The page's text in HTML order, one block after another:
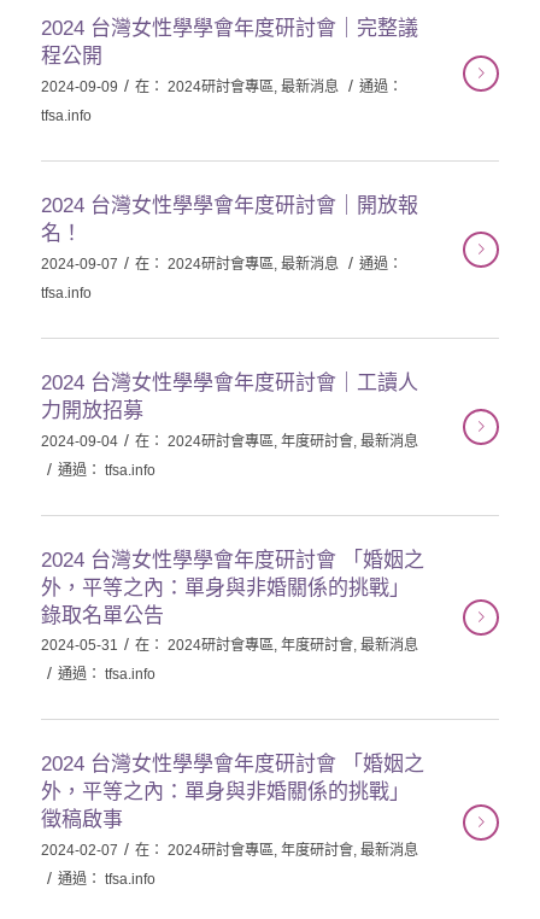
2024 台灣女性學學會年度研討會｜完整議
程公開
2024-09-09 / 在： 2024研討會專區, 最新消息 / 通過：
tfsa.info
2024 台灣女性學學會年度研討會｜開放報
名！
2024-09-07 / 在： 2024研討會專區, 最新消息 / 通過：
tfsa.info
2024 台灣女性學學會年度研討會｜工讀人
力開放招募
2024-09-04 / 在： 2024研討會專區 年度研討會, 最新消息
/ 通過： tfsa.info
2024 台灣女性學學會年度研討會 「婚姻之
外，平等之內：單身與非婚關係的挑戰」
錄取名單公告
2024-05-31 / 在： 2024研討會專區, 年度研討會, 最新消息
/ 通過： tfsa.info
2024 台灣女性學學會年度研討會 「婚姻之
外，平等之內：單身與非婚關係的挑戰」
徵稿啟事
2024-02-07 / 在： 2024研討會專區, 年度研討會, 最新消息
/ 通過： tfsa.info